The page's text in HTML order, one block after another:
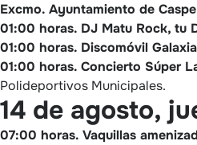
Excmo. Ayuntamiento de
01:00 horas. DJ Matu Rock, tu
01:00 horas. Discomóvil
01:00 horas. Concierto Súper
Polideportivos Municipales.
14 de agosto,
07:00 horas. Vaquillas